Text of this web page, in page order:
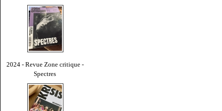
2024 - Revue Zone critique -
Spectres